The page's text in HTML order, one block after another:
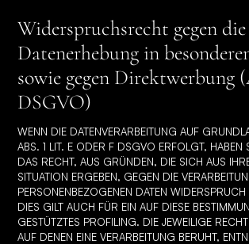
Widerspruchsrecht gegen die
Datenerhebung in
sowie gegen Direktwerbung
DSGVO)
WENN DIE DATENVERARBEITUNG AUF
ABS. 1 LIT. E ODER F DSGVO ERFOLGT, HABEN
DAS RECHT, AUS GRÜNDEN, DIE SICH AUS
SITUATION ERGEBEN, GEGEN DIE
PERSONENBEZOGENEN DATEN WIDERSPRUCH
DIES GILT AUCH FÜR EIN AUF DIESE
GESTÜTZTES PROFILING. DIE JEWEILIGE
AUF DENEN EINE VERARBEITUNG BERUHT,